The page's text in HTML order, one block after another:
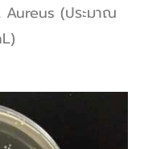
Aureus (ประมาณ